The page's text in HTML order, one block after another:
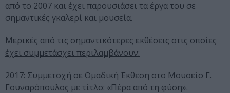
από το 2007 και έχει παρουσιάσει τα έργα του σε
σημαντικές γκαλερί και μουσεία.
Μερικές από τις σημαντικότερες εκθέσεις στις οποίες
έχει συμμετάσχει περιλαμβάνουν:
2017: Συμμετοχή σε Ομαδική Έκθεση στο Μουσείο Γ.
Γουναρόπουλος με τίτλο: «Πέρα από τη φύση».